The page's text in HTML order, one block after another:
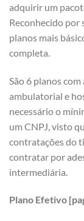
adquirir um
Reconhecido por
planos mais
completa.
São 6 planos
ambulatorial e
necessário o
um CNPJ, visto
contratações do
contratar por
intermediária.
Plano Efetivo